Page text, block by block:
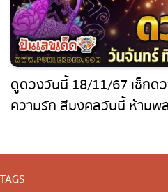
ดูดวงวันนี้ 18/11/67 เช็กด
ความรัก สีมงคลวันนี้ ห้ามพ
TAGS